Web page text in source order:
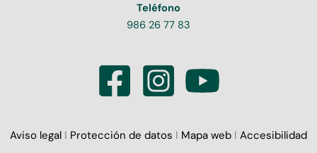
Teléfono
986 26 77 83
Aviso legal I Protección de datos I Mapa web I Accesibilidad